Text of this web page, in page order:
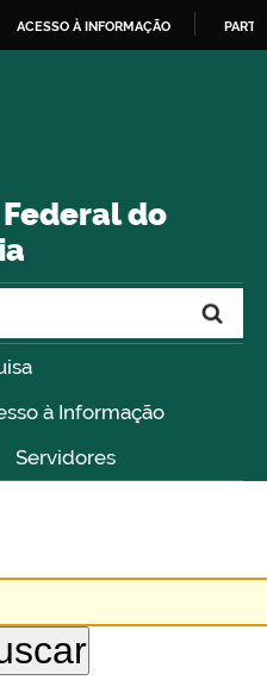
ACESSO À INFORMAÇÃO
do
à Informação
Servidores